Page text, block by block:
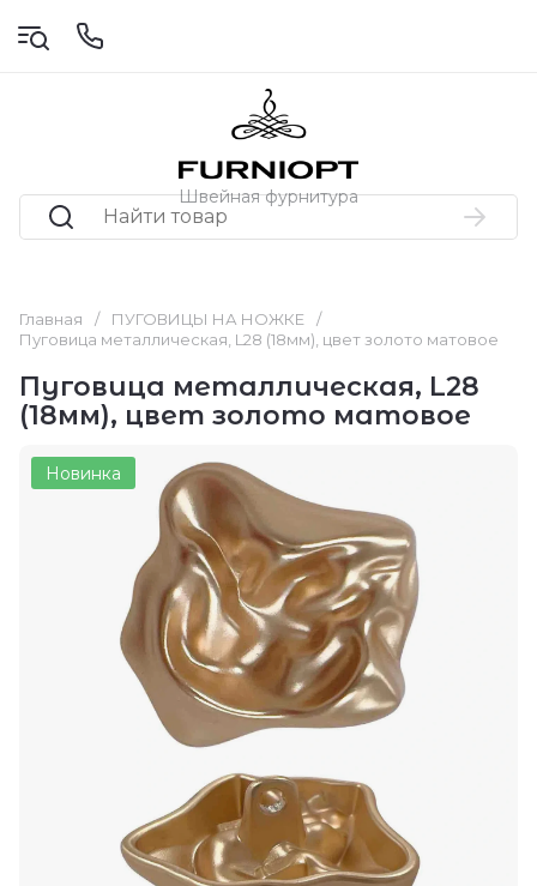
Швейная фурнитура
Главная / ПУГОВИЦЫ НА НОЖКЕ
/
Пуговица металлическая, L28 (18мм), цвет золото матовое
Пуговица металлическая, L28
(18мм), цвет золото матовое
Новинка